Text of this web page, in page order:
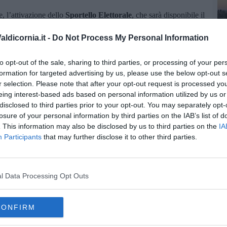
- Do Not Process My Personal Information
opt-out of the sale, sharing to third parties, or processing of your
for targeted advertising by us, please use the below opt-out
selection. Please note that after your opt-out request is processed
interest-based ads based on personal information utilized by us
to third parties prior to your opt-out. You may separately
of your personal information by third parties on the IAB’s list of
This information may also be disclosed by us to third parties on the
Participants that may further disclose it to other third parties.
Data Processing Opt Outs
l’attivazione dello Sportello Elettorale, che sarà disponibile il
sarà possibile richiedere i certificati di iscrizione elettorale
caso di smarrimento o di esaurimento degli spazi, per le
l’ufficio centrale e richiedere le dichiarazioni sostitutive di
comunale ha voluto confermare il proprio impegno a
l’accesso dei cittadini ai servizi pubblici, promuovendo al
iscriviti allaNewsletter QUInews - ToscanaMedia.
nella tua casella di posta.
l'avviso